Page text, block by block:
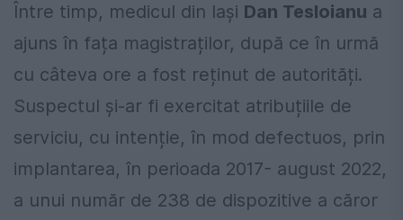
Între timp, medicul din Iași Dan Tesloianu a
ajuns în fața magistraților, după ce în urmă
cu câteva ore a fost reținut de autorități.
Suspectul și-ar fi exercitat atribuțiile de
serviciu, cu intenție, în mod defectuos, prin
implantarea, în perioada 2017- august 2022,
a unui număr de 238 de dispozitive a căror